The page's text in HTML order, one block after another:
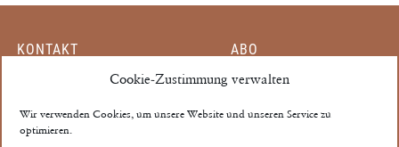
Cookie-Zustimmung verwalten
Wir verwenden Cookies, um unsere Website und unseren Service zu
optimieren.
KONTAKT
PARTNER
MEDIADATEN
ABO
EINZELHEFT
MEIN KONTO